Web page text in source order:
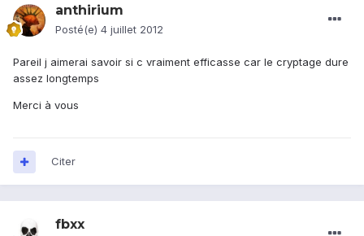
anthirium
Posté(e) 4 juillet 2012
Pareil j aimerai savoir si c vraiment efficasse car le cryptage dure
assez longtemps
Merci à vous
Citer
fbxx